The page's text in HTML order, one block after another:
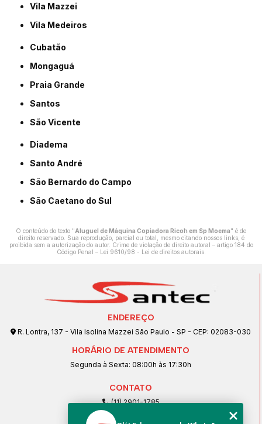
Vila Mazzei
Vila Medeiros
Cubatão
Mongaguá
Praia Grande
Santos
São Vicente
Diadema
Santo André
São Bernardo do Campo
São Caetano do Sul
O conteúdo do texto "Aluguel de Máquina Copiadora Ricoh em Sp Moema" é de
direito reservado. Sua reprodução, parcial ou total, mesmo citando nossos links, é
proibida sem a autorização do autor. Crime de violação de direito autoral – artigo 184 do
Código Penal – Lei 9610/98 - Lei de direitos autorais.
ENDEREÇO
R. Lontra, 137 - Vila Isolina Mazzei São Paulo - SP - CEP: 02083-030
HORÁRIO DE ATENDIMENTO
Segunda à Sexta: 08:00h às 17:30h
CONTATO
(11) 2901-1785
(11) 99239-1832